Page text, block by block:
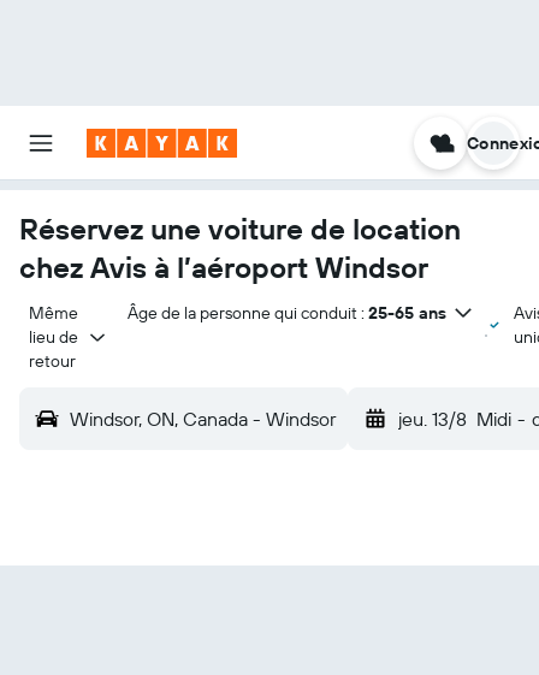
Réservez une voiture de location
chez Avis à l’aéroport Windsor
Même
lieu de
retour
Âge de la personne qui conduit : 25-65 ans
Windsor, ON, Canada - Windsor jeu. 13/8 Midi -